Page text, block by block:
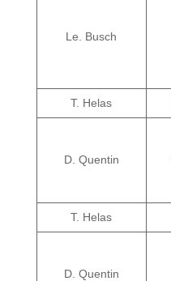
Le. Busch
T. Helas
D. Quentin
T. Helas
D. Quentin